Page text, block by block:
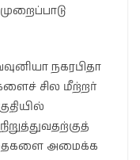
நகரபிதா
சில மீற்றர்
அமைக்க